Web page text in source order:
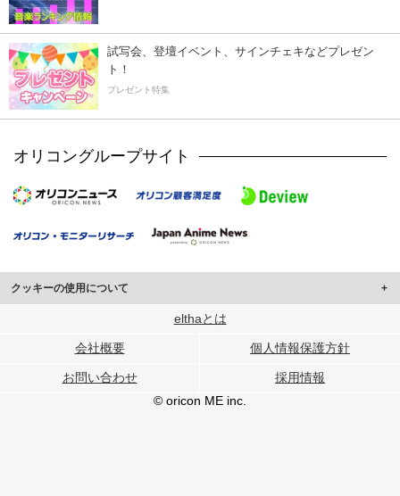
試写会、登壇イベント、サインチェキなどプレゼン
ト！
プレゼント特集
オリコングループサイト
クッキーの使用について
このサイトでは Cookie を使用して、ユーザーに合わせたコンテンツや広告の
行っています。
メディアや広告配信、データ解析の各パートナーに提供しています。
各パートナーは、この情報とユーザーが各パートナーに提供した他の情報や、
ユーザーが各パートナーのサービスを使用したときに収集した他の情報を組み
elthaとは
会社概要 個人情報保護方針
お問い合わせ
採用情報
© oricon ME inc.